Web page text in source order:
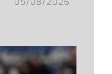
05/08/2026